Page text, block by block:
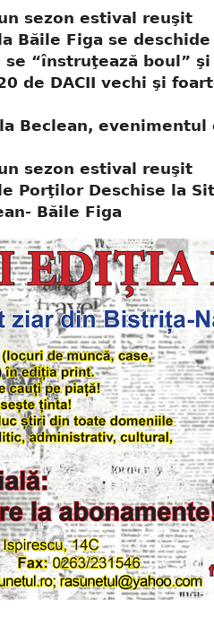
sezon estival reuşit
Băile Figa se
“înstruţează boul” şi
de DACII vechi şi
Beclean, evenimentul
sezon estival reuşit
Porţilor Deschise la
Băile Figa